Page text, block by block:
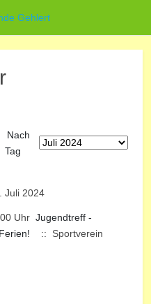
Juli 2024
Uhr Jugendtreff -
:: Sportverein